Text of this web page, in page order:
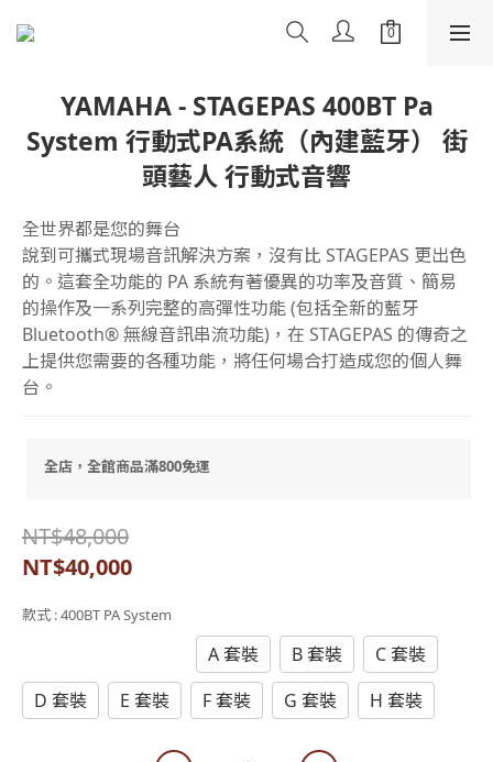
YAMAHA - STAGEPAS 400BT Pa
System 行動式PA系統（內建藍牙） 街
頭藝人 行動式音響
全世界都是您的舞台
說到可攜式現場音訊解決方案，沒有比 STAGEPAS 更出色
的。這套全功能的 PA 系統有著優異的功率及音質、簡易
的操作及一系列完整的高彈性功能 (包括全新的藍牙
Bluetooth® 無線音訊串流功能)，在 STAGEPAS 的傳奇之
上提供您需要的各種功能，將任何場合打造成您的個人舞
台。
全店，全館商品滿800免運
NT$48,000
NT$40,000
款式 : 400BT PA System
A 套裝 B 套裝
C 套裝
D 套裝
E 套裝 F 套裝 G 套裝 H 套裝